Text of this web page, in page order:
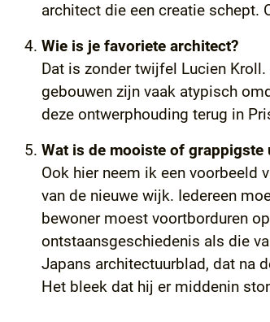
architect die een creatie schept.
Wie is je favoriete architect?
Dat is zonder twijfel Lucien
gebouwen zijn vaak atypisch
deze ontwerphouding terug in
Wat is de mooiste of
Ook hier neem ik een voorbeeld
van de nieuwe wijk. Iedereen
bewoner moest voortborduren
ontstaansgeschiedenis als die
Japans architectuurblad, dat na
Het bleek dat hij er middenin